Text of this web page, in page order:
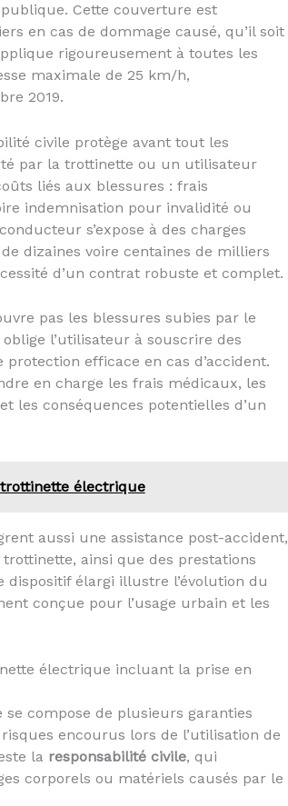
Cette couverture est
en cas de dommage causé, qu’il soit
rigoureusement à toutes les
maximale de 25 km/h,
2019.
civile protège avant tout les
par la trottinette ou un utilisateur
liés aux blessures : frais
indemnisation pour invalidité ou
s’expose à des charges
dizaines voire centaines de milliers
d’un contrat robuste et complet.
pas les blessures subies par le
l’utilisateur à souscrire des
efficace en cas d’accident.
en charge les frais médicaux, les
les conséquences potentielles d’un
électrique
aussi une assistance post-accident,
ainsi que des prestations
dispositif élargi illustre l’évolution du
conçue pour l’usage urbain et les
électrique incluant la prise en
compose de plusieurs garanties
encourus lors de l’utilisation de
la responsabilité civile, qui
corporels ou matériels causés par le